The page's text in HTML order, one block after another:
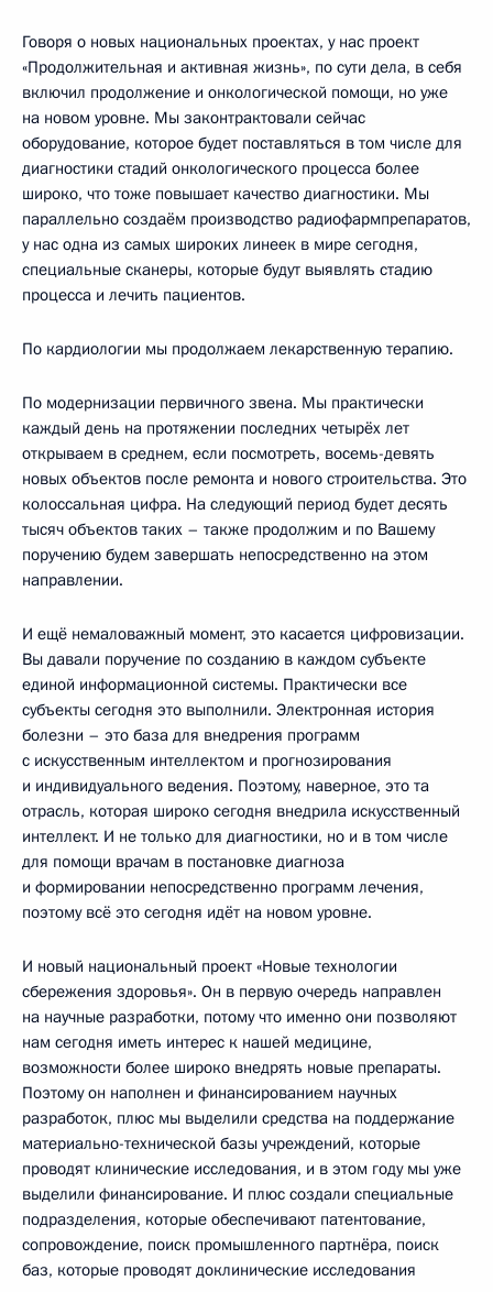
Говоря о новых национальных проектах, у нас проект
«Продолжительная и активная жизнь», по сути дела, в себя
включил продолжение и онкологической помощи, но уже
на новом уровне. Мы законтрактовали сейчас
оборудование, которое будет поставляться в том числе для
диагностики стадий онкологического процесса более
широко, что тоже повышает качество диагностики. Мы
параллельно создаём производство радиофармпрепаратов,
у нас одна из самых широких линеек в мире сегодня,
специальные сканеры, которые будут выявлять стадию
процесса и лечить пациентов.
По кардиологии мы продолжаем лекарственную терапию.
По модернизации первичного звена. Мы практически
каждый день на протяжении последних четырёх лет
открываем в среднем, если посмотреть, восемь-девять
новых объектов после ремонта и нового строительства. Это
колоссальная цифра. На следующий период будет десять
тысяч объектов таких – также продолжим и по Вашему
поручению будем завершать непосредственно на этом
направлении.
И ещё немаловажный момент, это касается цифровизации.
Вы давали поручение по созданию в каждом субъекте
единой информационной системы. Практически все
субъекты сегодня это выполнили. Электронная история
болезни – это база для внедрения программ
с искусственным интеллектом и прогнозирования
и индивидуального ведения. Поэтому, наверное, это та
отрасль, которая широко сегодня внедрила искусственный
интеллект. И не только для диагностики, но и в том числе
для помощи врачам в постановке диагноза
и формировании непосредственно программ лечения,
поэтому всё это сегодня идёт на новом уровне.
И новый национальный проект «Новые технологии
сбережения здоровья». Он в первую очередь направлен
на научные разработки, потому что именно они позволяют
нам сегодня иметь интерес к нашей медицине,
возможности более широко внедрять новые препараты.
Поэтому он наполнен и финансированием научных
разработок, плюс мы выделили средства на поддержание
материально-технической базы учреждений, которые
проводят клинические исследования, и в этом году мы уже
выделили финансирование. И плюс создали специальные
подразделения, которые обеспечивают патентование,
сопровождение, поиск промышленного партнёра, поиск
баз, которые проводят доклинические исследования